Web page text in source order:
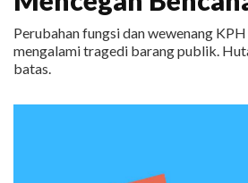
Perubahan fungsi dan wewenang
mengalami tragedi barang publik.
batas.